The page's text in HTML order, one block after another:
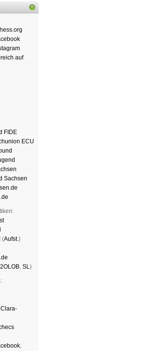
auf
FIDE
ECU
Sachsen
(Aufst.)
2OLOB, SL)
,